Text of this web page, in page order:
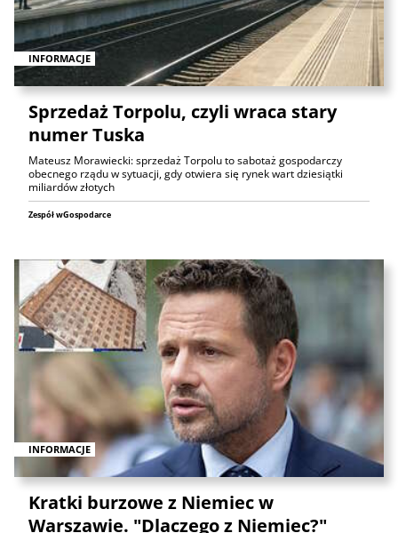
INFORMACJE
Sprzedaż Torpolu, czyli wraca stary
numer Tuska
Mateusz Morawiecki: sprzedaż Torpolu to sabotaż gospodarczy
obecnego rządu w sytuacji, gdy otwiera się rynek wart dziesiątki
miliardów złotych
Zespół wGospodarce
INFORMACJE
Kratki burzowe z Niemiec w
Warszawie. "Dlaczego z Niemiec?"